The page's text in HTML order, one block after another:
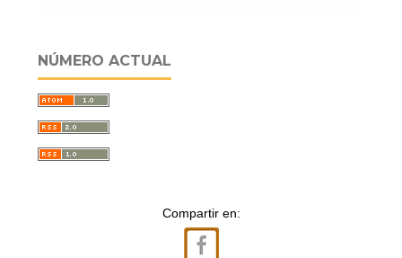
NÚMERO ACTUAL
Compartir en: